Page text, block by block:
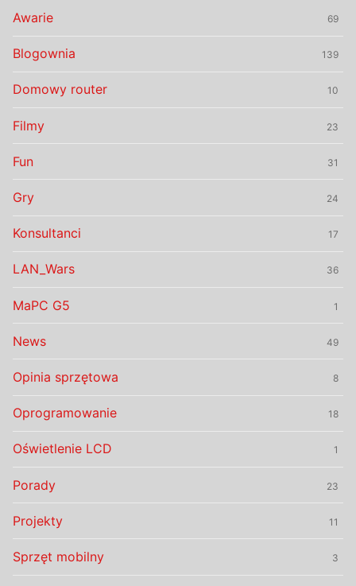
Awarie 69
Blogownia 139
Domowy router 10
Filmy 23
Fun 31
Gry 24
Konsultanci 17
LAN_Wars 36
MaPC G5 1
News 49
Opinia sprzętowa 8
Oprogramowanie 18
Oświetlenie LCD 1
Porady 23
Projekty 11
Sprzęt mobilny 3